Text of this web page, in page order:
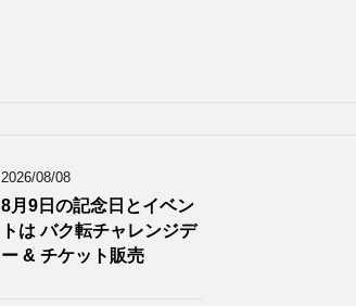
2026/08/08
8月9日の記念日とイベン
トは バク転チャレンジデ
ー & チケット販売